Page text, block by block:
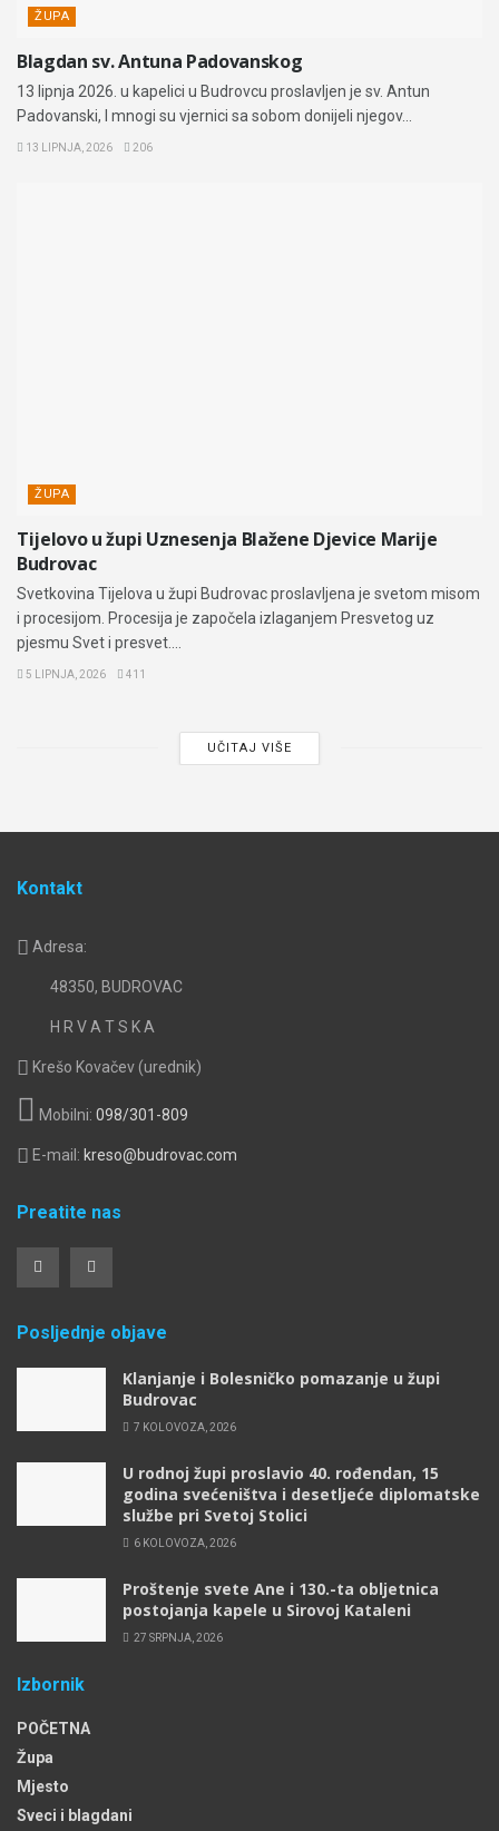
ŽUPA
Blagdan sv. Antuna Padovanskog
13 lipnja 2026. u kapelici u Budrovcu proslavljen je sv. Antun
Padovanski, I mnogi su vjernici sa sobom donijeli njegov...
13 LIPNJA, 2026 206
ŽUPA
Tijelovo u župi Uznesenja Blažene Djevice Marije
Budrovac
Svetkovina Tijelova u župi Budrovac proslavljena je svetom misom
i procesijom. Procesija je započela izlaganjem Presvetog uz
pjesmu Svet i presvet....
5 LIPNJA, 2026 411
UČITAJ VIŠE
Kontakt
Adresa:
48350, BUDROVAC
H R V A T S K A
Krešo Kovačev (urednik)
Mobilni: 098/301-809
E-mail: kreso@budrovac.com
Preatite nas
Posljednje objave
Klanjanje i Bolesničko pomazanje u župi
Budrovac
7 KOLOVOZA, 2026
U rodnoj župi proslavio 40. rođendan, 15
godina svećeništva i desetljeće diplomatske
službe pri Svetoj Stolici
6 KOLOVOZA, 2026
Proštenje svete Ane i 130.-ta obljetnica
postojanja kapele u Sirovoj Kataleni
27 SRPNJA, 2026
Izbornik
POČETNA
Župa
Mjesto
Sveci i blagdani